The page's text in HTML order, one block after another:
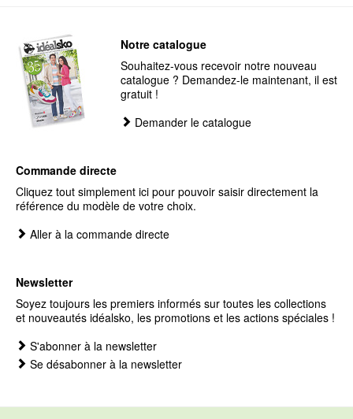
Notre catalogue
Souhaitez-vous recevoir notre nouveau
catalogue ? Demandez-le maintenant, il est
gratuit !
Demander le catalogue
Commande directe
Cliquez tout simplement ici pour pouvoir saisir directement la
référence du modèle de votre choix.
Aller à la commande directe
Newsletter
Soyez toujours les premiers informés sur toutes les collections
et nouveautés idéalsko, les promotions et les actions spéciales !
S'abonner à la newsletter
Se désabonner à la newsletter